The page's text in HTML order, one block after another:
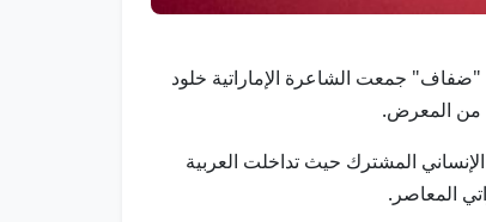
في معرض وارسو الدولي للكتاب 2026 بأمسية شعرية بعنوان "ضفاف" جمعت الشاعرة الإماراتية خلود
من المعرض.
المشترك حيث تداخلت العربية
المعاصر.